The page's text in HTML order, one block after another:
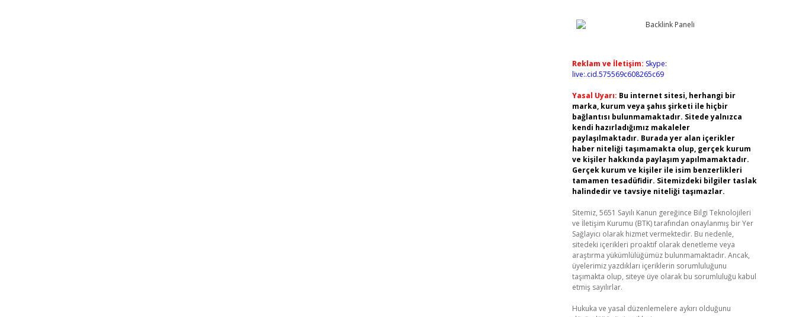
Reklam ve İletişim: Skype:
live:.cid.575569c608265c69
Yasal Uyarı: Bu internet sitesi, herhangi bir
marka, kurum veya şahıs şirketi ile hiçbir
bağlantısı bulunmamaktadır. Sitede yalnızca
kendi hazırladığımız makaleler
paylaşılmaktadır. Burada yer alan içerikler
haber niteliği taşımamakta olup, gerçek kurum
ve kişiler hakkında paylaşım yapılmamaktadır.
Gerçek kurum ve kişiler ile isim benzerlikleri
tamamen tesadüfidir. Sitemizdeki bilgiler taslak
halindedir ve tavsiye niteliği taşımazlar.
Sitemiz, 5651 Sayılı Kanun gereğince Bilgi Teknolojileri
ve İletişim Kurumu (BTK) tarafından onaylanmış bir Yer
Sağlayıcı olarak hizmet vermektedir. Bu nedenle,
sitedeki içerikleri proaktif olarak denetleme veya
araştırma yükümlülüğümüz bulunmamaktadır. Ancak,
üyelerimiz yazdıkları içeriklerin sorumluluğunu
taşımakta olup, siteye üye olarak bu sorumluluğu kabul
etmiş sayılırlar.
Hukuka ve yasal düzenlemelere aykırı olduğunu